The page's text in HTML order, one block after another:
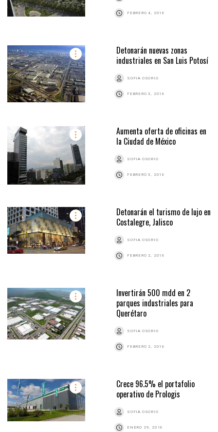
FEBRERO 4, 2016
Detonarán nuevas zonas
industriales en San Luis Potosí
SOFIA OSORIO
FEBRERO 3, 2016
Aumenta oferta de oficinas en
la Ciudad de México
SOFIA OSORIO
FEBRERO 3, 2016
Detonarán el turismo de lujo en
Costalegre, Jalisco
SOFIA OSORIO
FEBRERO 2, 2016
Invertirán 500 mdd en 2
parques industriales para
Querétaro
SOFIA OSORIO
FEBRERO 2, 2016
Crece 96.5% el portafolio
operativo de Prologis
SOFIA OSORIO
ENERO 29, 2016